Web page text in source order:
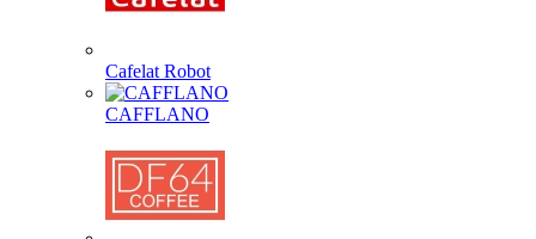
Cafelat Robot
CAFFLANO